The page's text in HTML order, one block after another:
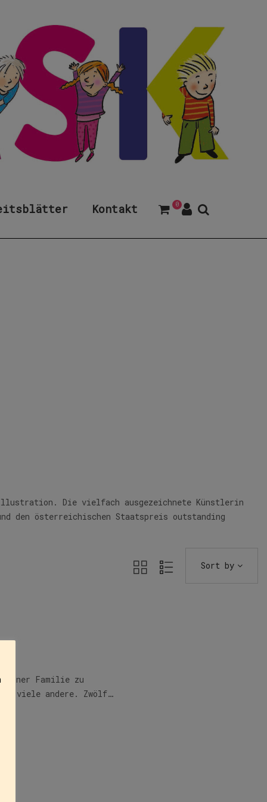
Kontakt 0
Illustration. Die vielfach ausgezeichnete Künstlerin
den österreichischen Staatspreis outstanding
Sort by
einer Familie zu
viele andere. Zwölf…